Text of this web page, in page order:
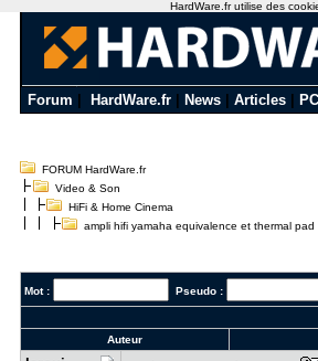
Forum HardWare.fr News Articles PC
FORUM HardWare.fr
Video & Son
HiFi & Home Cinema
ampli hifi yamaha equivalence et thermal pad
Mot : Pseudo :
Auteur
HardWare.fr utilise des